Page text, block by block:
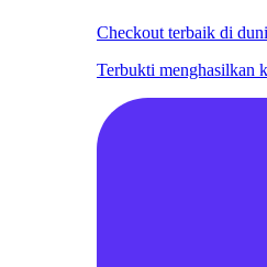
Checkout terbaik di
Terbukti menghasilkan